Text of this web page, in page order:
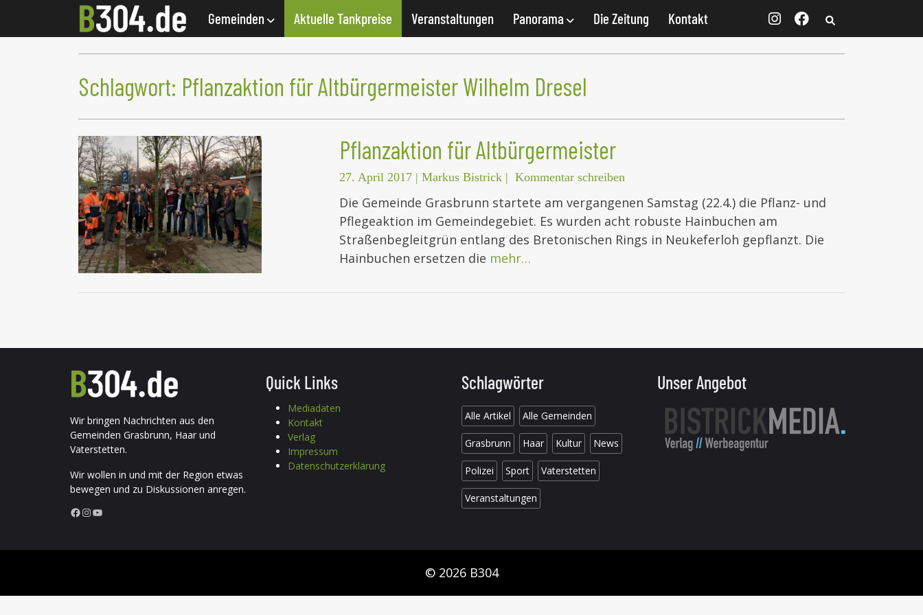
Gemeinden Aktuelle Tankpreise Veranstaltungen Panorama Die Zeitung Kontakt
Schlagwort: Pflanzaktion für Altbürgermeister Wilhelm Dresel
Pflanzaktion für Altbürgermeister
27. April 2017 | Markus Bistrick | Kommentar schreiben
Die Gemeinde Grasbrunn startete am vergangenen Samstag (22.4.) die Pflanz- und
Pflegeaktion im Gemeindegebiet. Es wurden acht robuste Hainbuchen am
Straßenbegleitgrün entlang des Bretonischen Rings in Neukeferloh gepflanzt. Die
Hainbuchen ersetzen die mehr…
Wir bringen Nachrichten aus den
Gemeinden Grasbrunn, Haar und
Vaterstetten.
Wir wollen in und mit der Region etwas
bewegen und zu Diskussionen anregen.
Facebook InstagramYouTube
Quick Links
Mediadaten
Kontakt
Verlag
Impressum
Datenschutzerklärung
Schlagwörter
Alle Artikel Alle Gemeinden
Grasbrunn Haar Kultur News
Polizei Sport Vaterstetten
Veranstaltungen
Unser Angebot
© 2026 B304